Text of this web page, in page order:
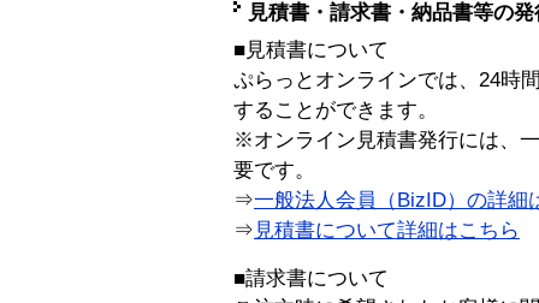
見積書・請求書・納品書等の
■見積書について
ぷらっとオンラインでは、24時
することができます。
※オンライン見積書発行には、
要です。
⇒一般法人会員（BizID）の詳細
⇒ 見積書について詳細はこちら
■請求書について